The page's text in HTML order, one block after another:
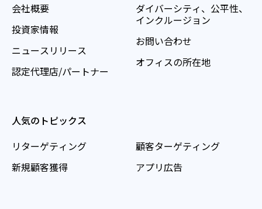
会社概要
投資家情報
ニュースリリース
認定代理店/パートナー
ダイバーシティ、公平性、
インクルージョン
お問い合わせ
オフィスの所在地
人気のトピックス
リターゲティング
新規顧客獲得
顧客ターゲティング
アプリ広告